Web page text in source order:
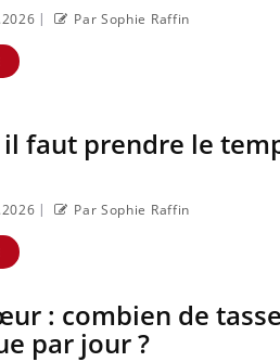
| Par Sophie Raffin
faut prendre le
| Par Sophie Raffin
: combien de
par jour ?